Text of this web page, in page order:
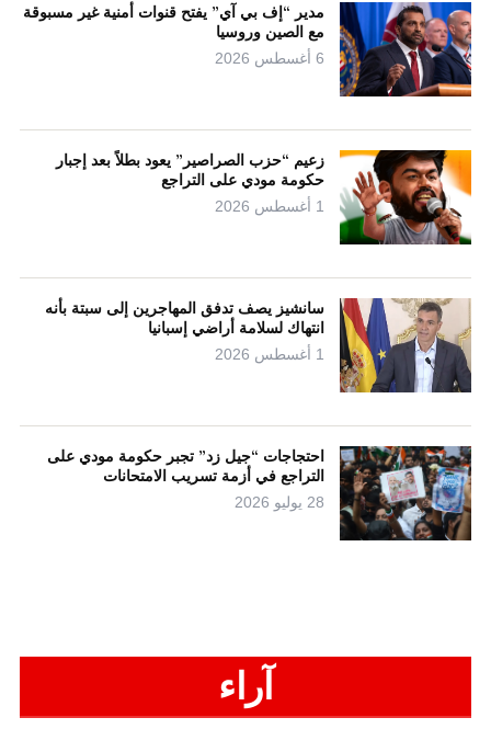
مدير “إف بي آي” يفتح قنوات أمنية غير مسبوقة
مع الصين وروسيا
6 أغسطس 2026
زعيم “حزب الصراصير” يعود بطلاً بعد إجبار
حكومة مودي على التراجع
1 أغسطس 2026
سانشيز يصف تدفق المهاجرين إلى سبتة بأنه
انتهاك لسلامة أراضي إسبانيا
1 أغسطس 2026
احتجاجات “جيل زد” تجبر حكومة مودي على
التراجع في أزمة تسريب الامتحانات
28 يوليو 2026
آراء